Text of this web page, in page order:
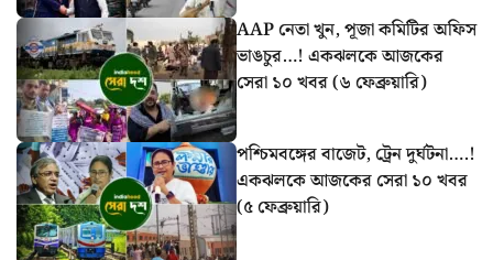
AAP নেতা খুন, পূজা কমিটির অফিস
ভাঙচুর…! একঝলকে আজকের
সেরা ১০ খবর (৬ ফেব্রুয়ারি)
পশ্চিমবঙ্গের বাজেট, ট্রেন দুর্ঘটনা….!
একঝলকে আজকের সেরা ১০ খবর
(৫ ফেব্রুয়ারি)